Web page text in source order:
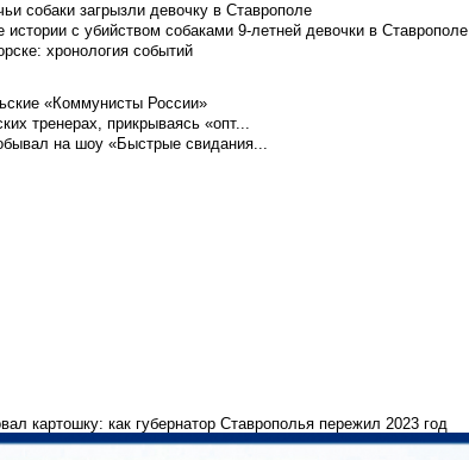
собаки загрызли девочку в Ставрополе
с убийством собаками 9-летней девочки в Ставрополе
хронология событий
«Коммунисты России»
тренерах, прикрываясь «опт...
на шоу «Быстрые свидания...
картошку: как губернатор Ставрополья пережил 2023 год